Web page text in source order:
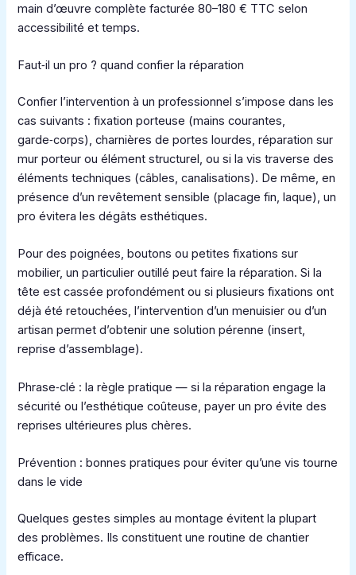
main d’œuvre complète facturée 80–180 € TTC selon
accessibilité et temps.
Faut‑il un pro ? quand confier la réparation
Confier l’intervention à un professionnel s’impose dans les
cas suivants : fixation porteuse (mains courantes,
garde‑corps), charnières de portes lourdes, réparation sur
mur porteur ou élément structurel, ou si la vis traverse des
éléments techniques (câbles, canalisations). De même, en
présence d’un revêtement sensible (placage fin, laque), un
pro évitera les dégâts esthétiques.
Pour des poignées, boutons ou petites fixations sur
mobilier, un particulier outillé peut faire la réparation. Si la
tête est cassée profondément ou si plusieurs fixations ont
déjà été retouchées, l’intervention d’un menuisier ou d’un
artisan permet d’obtenir une solution pérenne (insert,
reprise d’assemblage).
Phrase‑clé : la règle pratique — si la réparation engage la
sécurité ou l’esthétique coûteuse, payer un pro évite des
reprises ultérieures plus chères.
Prévention : bonnes pratiques pour éviter qu’une vis tourne
dans le vide
Quelques gestes simples au montage évitent la plupart
des problèmes. Ils constituent une routine de chantier
efficace.